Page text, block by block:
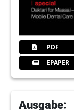
PDF
EPAPER
Ausgabe: